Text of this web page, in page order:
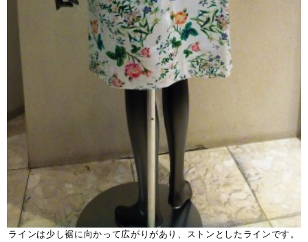
ラインは少し裾に向かって広がりがあり、ストンとしたラインです。